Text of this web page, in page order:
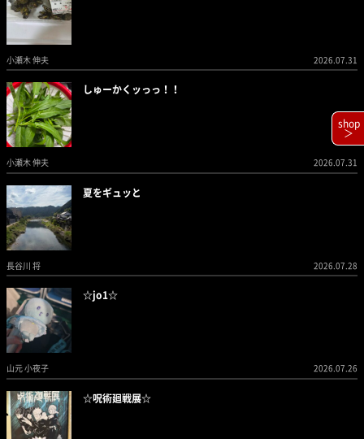
小瀬木 伸夫 2026.07.31
しゅーかくッっっ！！
小瀬木 伸夫 2026.07.31
夏をギュッと
長谷川 将 2026.07.28
☆jo1☆
山元 小夜子 2026.07.26
☆呪術廻戦展☆
shop
＞